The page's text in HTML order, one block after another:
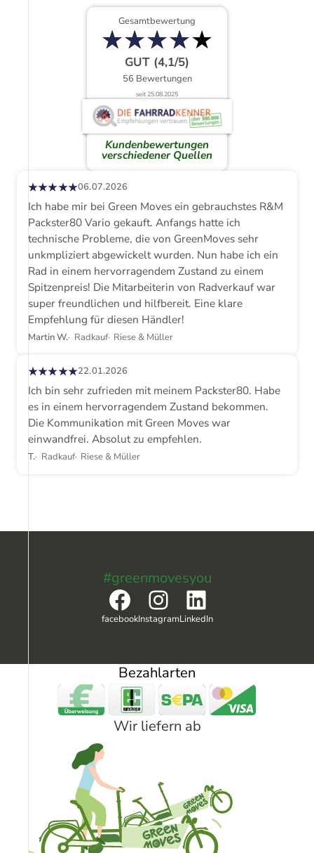
Gesamtbewertung
★★★★★
★★★★★
GUT (4,1/5)
56 Bewertungen
seit 25.08.2025
Kundenbewertungen
verschiedener Quellen
★★★★★06.07.2026
Ich habe mir bei Green Moves ein gebrauchstes R&M
Packster80 Vario gekauft. Anfangs hatte ich
technische Probleme, die von GreenMoves sehr
unkmpliziert abgewickelt wurden. Nun habe ich ein
Rad in einem hervorragendem Zustand zu einem
Spitzenpreis! Die Mitarbeiterin von Radverkauf war
super freundlichen und hilfbereit. Eine klare
Empfehlung für diesen Händler!
Martin W. Radkauf Riese & Müller
★★★★★22.01.2026
Ich bin sehr zufrieden mit meinem Packster80. Habe
es in einem hervorragendem Zustand bekommen.
Die Kommunikation mit Green Moves war
einwandfrei. Absolut zu empfehlen.
T. Radkauf Riese & Müller
#greenmovesyou
Facebook
facebook
Instagram
Instagram
LinkedIn
LinkedIn
Bezahlarten
Wir liefern ab